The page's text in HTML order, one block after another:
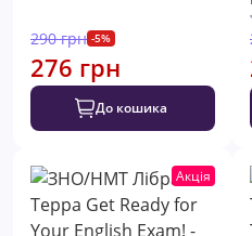
290 грн -5%
276 грн
До кошика
Акція